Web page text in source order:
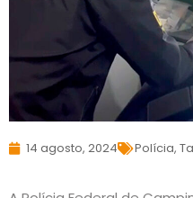
14 agosto, 2024 Polícia,